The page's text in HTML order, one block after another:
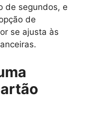
de segundos, e
de
se ajusta às